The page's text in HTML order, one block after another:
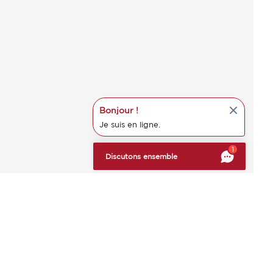
Personnalisez vos préférences pour
Discutons ensemble
1
Bonjour !
Je suis en ligne.